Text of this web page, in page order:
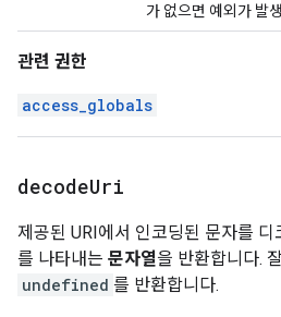
가 없으면 예외가 발
관련 권한
access_globals
decodeUri
제공된 URI에서 인코딩된 문자를 디
를 나타내는 문자열을 반환합니다.
undefined 를 반환합니다.